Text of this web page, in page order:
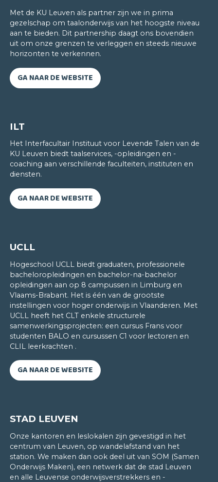
Het gecombineerd onderwijs is super. Om de
veertien dagen komen we met onze klas samen.
Dan krijgen we de kans om wat we via
afstandsonderwijs geleerd hebben, toe te passen
je feedback te geven. Voor mij zijn die
leermomenten zeer waardevol. Ik kom te weten
met de leuke interactie in de klas zijn voor mij de
naar het CLT kom.
Tanmay Sinha
NEDERLANDS
Wat ik heel aangenaam vind aan de aanpak van
het CLT, is dat de lesgever altijd de doeltaal
spreekt. Het is in het begin even wennen, maar na
een tijdje begrijp je het beter. Een voordeel van de
vele interacties in de klas is dat je veel met andere
maar je maakt ook nieuwe vrienden.
Met de KU Leuven als partner zijn we in prima
gezelschap om taalonderwijs van het hoogste niveau
aan te bieden. Dit partnership daagt ons bovendien
uit om onze grenzen te verleggen en steeds nieuwe
horizonten te verkennen.
GA NAAR DE WEBSITE
ILT
Het Interfacultair Instituut voor Levende Talen van de
KU Leuven biedt taalservices, -opleidingen en -
coaching aan verschillende faculteiten, instituten en
diensten.
GA NAAR DE WEBSITE
UCLL
Hogeschool UCLL biedt graduaten, professionele
bacheloropleidingen en bachelor-na-bachelor
opleidingen aan op 8 campussen in Limburg en
Vlaams-Brabant. Het is één van de grootste
instellingen voor hoger onderwijs in Vlaanderen. Met
UCLL heeft het CLT enkele structurele
samenwerkingsprojecten: een cursus Frans voor
studenten BALO en cursussen C1 voor lectoren en
CLIL leerkrachten .
GA NAAR DE WEBSITE
STAD LEUVEN
Onze kantoren en leslokalen zijn gevestigd in het
centrum van Leuven, op wandelafstand van het
station. We maken dan ook deel uit van SOM (Samen
Onderwijs Maken), een netwerk dat de stad Leuven
en alle Leuvense onderwijsverstrekkers en -